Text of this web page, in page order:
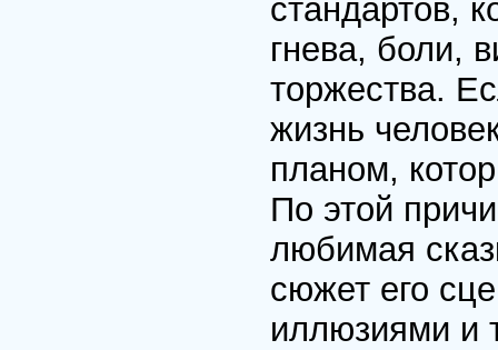
стандартов,
гнева, боли,
торжества.
жизнь
планом,
По этой
любимая
сюжет его
иллюзиями и